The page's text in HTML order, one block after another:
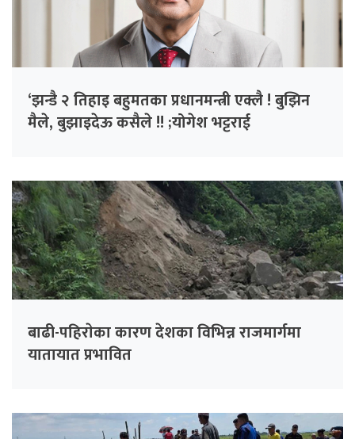
‘झन्डै २ तिहाइ बहुमतका प्रधानमन्त्री एक्लै ! बुझिन
मैले, बुझाइदेऊ कसैले !! ;योगेश भट्टराई
बाढी-पहिराेका कारण देशका विभिन्न राजमार्गमा
यातायात प्रभावित